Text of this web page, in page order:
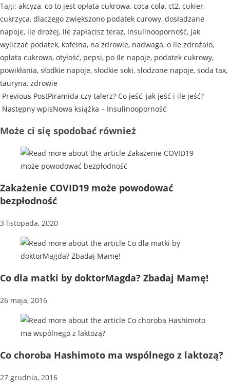
Tagi: akcyza, co to jest opłata cukrowa, coca cola, ct2, cukier,
cukrzyca, dlaczego zwiększono podatek curowy, dosładzane
napoje, ile drożej, ile zapłacisz teraz, insulinooporność, jak
wyliczać podatek, kofeina, na zdrowie, nadwaga, o ile zdrożało,
opłata cukrowa, otyłość, pepsi, po ile napoje, podatek cukrowy,
powikłania, słodkie napoje, słodkie soki, słodzone napoje, soda tax,
tauryna, zdrowie
Previous PostPiramida czy talerz? Co jeść, jak jeść i ile jeść?
Następny wpisNowa książka – Insulinooporność
Może ci się spodobać również
Zakażenie COVID19 może powodować
bezpłodność
3 listopada, 2020
Co dla matki by doktorMagda? Zbadaj Mamę!
26 maja, 2016
Co choroba Hashimoto ma wspólnego z laktozą?
27 grudnia, 2016